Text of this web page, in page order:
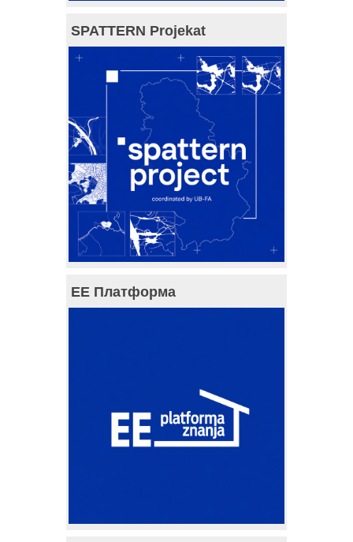
SPATTERN Projekat
ЕЕ Платформа